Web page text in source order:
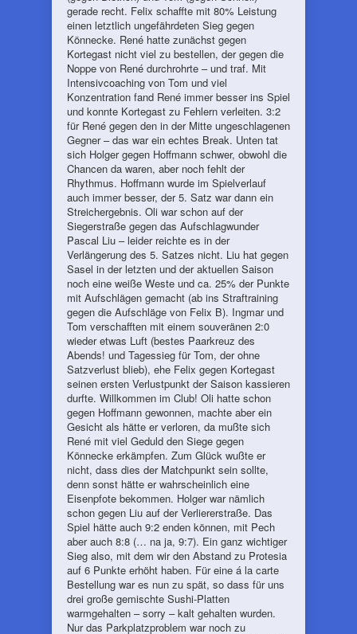
gerade recht. Felix schaffte mit 80% Leistung
einen letztlich ungefährdeten Sieg gegen
Könnecke. René hatte zunächst gegen
Kortegast nicht viel zu bestellen, der gegen die
Noppe von René durchrohrte – und traf. Mit
Intensivcoaching von Tom und viel
Konzentration fand René immer besser ins Spiel
und konnte Kortegast zu Fehlern verleiten. 3:2
für René gegen den in der Mitte ungeschlagenen
Gegner – das war ein echtes Break. Unten tat
sich Holger gegen Hoffmann schwer, obwohl die
Chancen da waren, aber noch fehlt der
Rhythmus. Hoffmann wurde im Spielverlauf
auch immer besser, der 5. Satz war dann ein
Streichergebnis. Oli war schon auf der
Siegerstraße gegen das Aufschlagwunder
Pascal Liu – leider reichte es in der
Verlängerung des 5. Satzes nicht. Liu hat gegen
Sasel in der letzten und der aktuellen Saison
noch eine weiße Weste und ca. 25% der Punkte
mit Aufschlägen gemacht (ab ins Straftraining
gegen die Aufschläge von Felix B). Ingmar und
Tom verschafften mit einem souveränen 2:0
wieder etwas Luft (bestes Paarkreuz des
Abends! und Tagessieg für Tom, der ohne
Satzverlust blieb), ehe Felix gegen Kortegast
seinen ersten Verlustpunkt der Saison kassieren
durfte. Willkommen im Club! Oli hatte schon
gegen Hoffmann gewonnen, machte aber ein
Gesicht als hätte er verloren, da mußte sich
René mit viel Geduld den Siege gegen
Könnecke erkämpfen. Zum Glück wußte er
nicht, dass dies der Matchpunkt sein sollte,
denn sonst hätte er wahrscheinlich eine
Eisenpfote bekommen. Holger war nämlich
schon gegen Liu auf der Verliererstraße. Das
Spiel hätte auch 9:2 enden können, mit Pech
aber auch 8:8 (… na ja, 9:7). Ein ganz wichtiger
Sieg also, mit dem wir den Abstand zu Protesia
auf 6 Punkte erhöht haben. Für eine á la carte
Bestellung war es nun zu spät, so dass für uns
drei große gemischte Sushi-Platten
warmgehalten – sorry – kalt gehalten wurden.
Nur das Parkplatzproblem war noch zu